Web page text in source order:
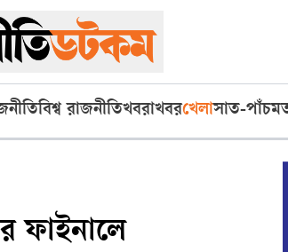
বিশ্ব রাজনীতিখবরাখবরখেলাসাত-পাঁচ
ফাইনালে